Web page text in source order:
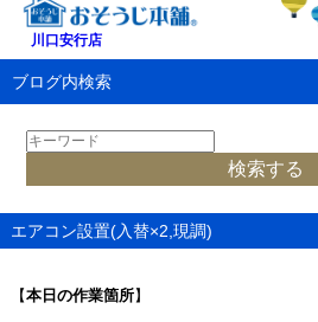
川口安行店
ブログ内検索
エアコン設置(入替×2,現調)
【本日の作業箇所】